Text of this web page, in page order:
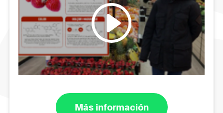
Más información